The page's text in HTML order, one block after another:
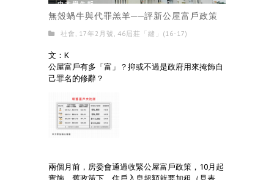
無殼蝸牛與代罪羔羊──評新公屋富戶政策
社會 , 17年2月號 , 46屆莊「縫」(16-17)
文：K
公屋富戶有多「富」？抑或不過是政府用來掩飾自
己罪名的修辭？
兩個月前，房委會通過收緊公屋富戶政策，10月起